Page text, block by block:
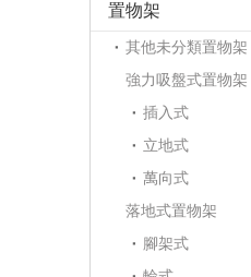
置物架
其他未分類置物架
強力吸盤式置物架
插入式
立地式
萬向式
落地式置物架
腳架式